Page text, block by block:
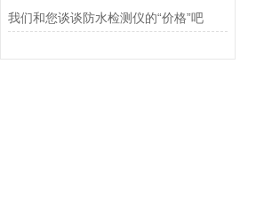
我们和您谈谈防水检测仪的“价格”吧